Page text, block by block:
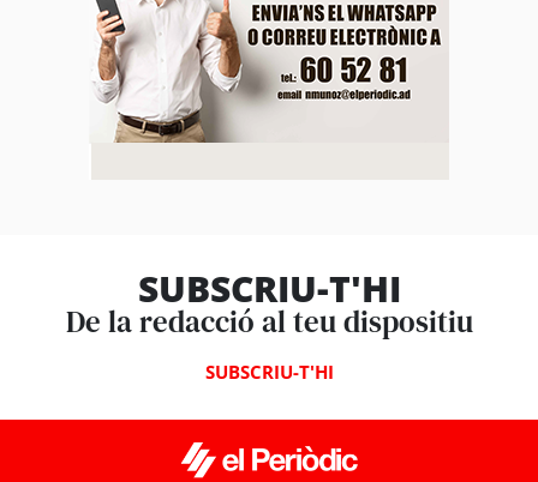
SUBSCRIU-T'HI
De la redacció al teu dispositiu
SUBSCRIU-T'HI